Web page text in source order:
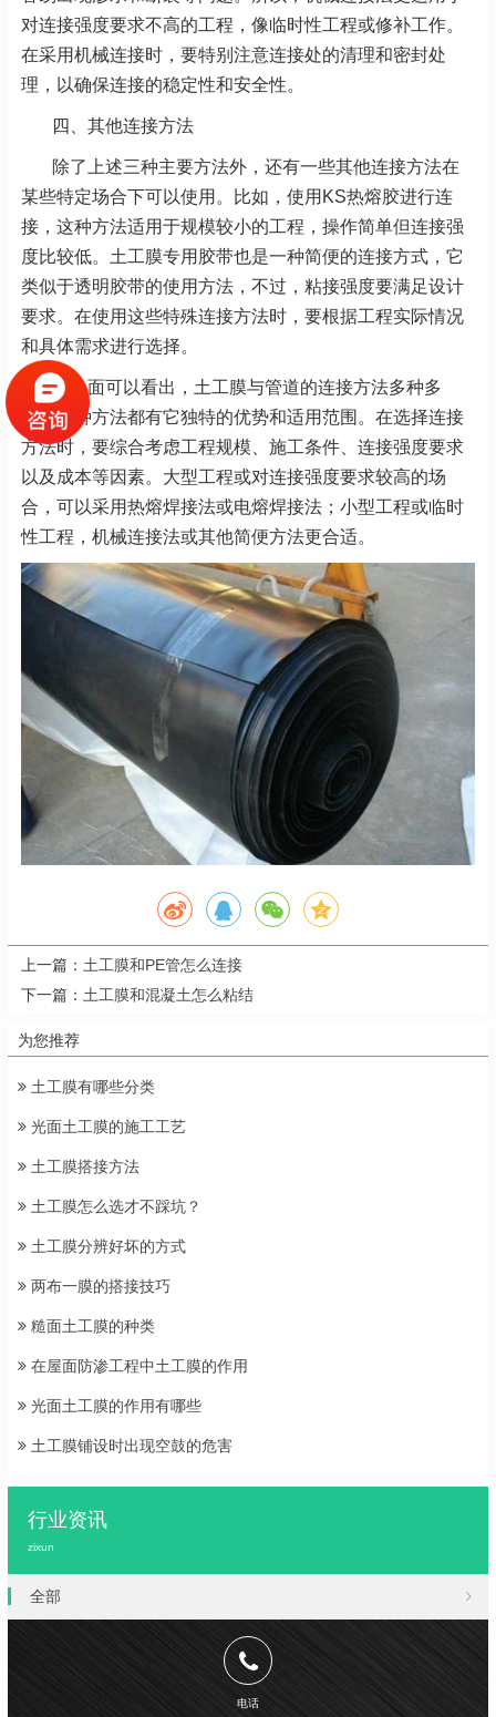
对连接强度要求不高的工程，像临时性工程或修补工作。
在采用机械连接时，要特别注意连接处的清理和密封处
理，以确保连接的稳定性和安全性。
四、其他连接方法
除了上述三种主要方法外，还有一些其他连接方法在
某些特定场合下可以使用。比如，使用KS热熔胶进行连
接，这种方法适用于规模较小的工程，操作简单但连接强
度比较低。土工膜专用胶带也是一种简便的连接方式，它
类似于透明胶带的使用方法，不过，粘接强度要满足设计
要求。在使用这些特殊连接方法时，要根据工程实际情况
和具体需求进行选择。
从上面可以看出，土工膜与管道的连接方法多种多
样，每种方法都有它独特的优势和适用范围。在选择连接
方法时，要综合考虑工程规模、施工条件、连接强度要求
以及成本等因素。大型工程或对连接强度要求较高的场
合，可以采用热熔焊接法或电熔焊接法；小型工程或临时
性工程，机械连接法或其他简便方法更合适。
上一篇： 土工膜和PE管怎么连接
下一篇： 土工膜和混凝土怎么粘结
为您推荐
土工膜有哪些分类
光面土工膜的施工工艺
土工膜搭接方法
土工膜怎么选才不踩坑？
土工膜分辨好坏的方式
两布一膜的搭接技巧
糙面土工膜的种类
在屋面防渗工程中土工膜的作用
光面土工膜的作用有哪些
土工膜铺设时出现空鼓的危害
行业资讯
zixun
全部
电话